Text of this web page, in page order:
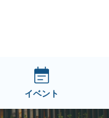
イベント